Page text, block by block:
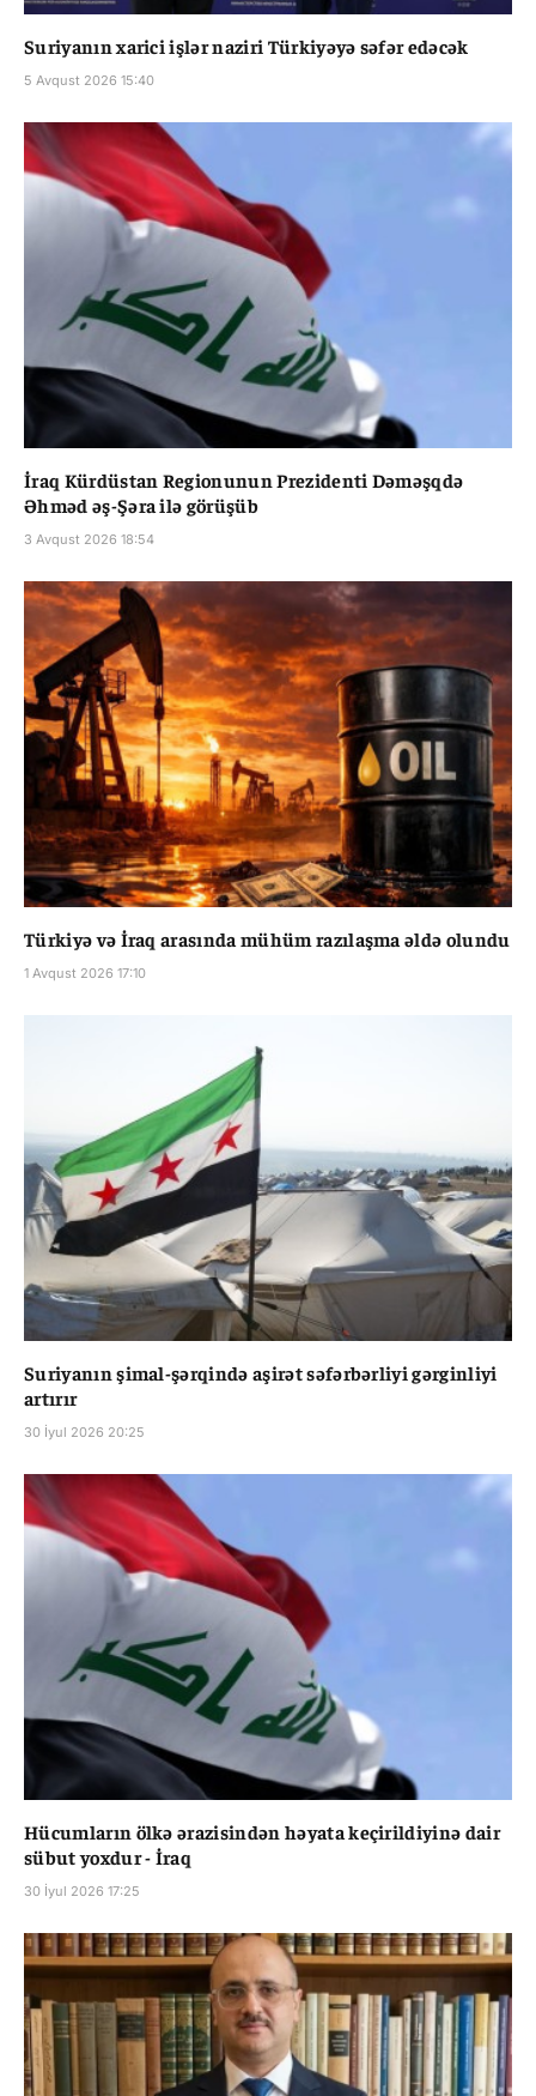
Suriyanın xarici işlər naziri Türkiyəyə səfər edəcək
5 Avqust 2026 15:40
İraq Kürdüstan Regionunun Prezidenti Dəməşqdə
Əhməd əş-Şəra ilə görüşüb
3 Avqust 2026 18:54
Türkiyə və İraq arasında mühüm razılaşma əldə olundu
1 Avqust 2026 17:10
Suriyanın şimal-şərqində aşirət səfərbərliyi gərginliyi
artırır
30 İyul 2026 20:25
Hücumların ölkə ərazisindən həyata keçirildiyinə dair
sübut yoxdur - İraq
30 İyul 2026 17:25